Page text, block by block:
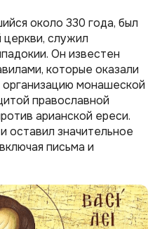
около 330 года, был
служил
Он известен
которые оказали
организацию монашеской
православной
арианской ереси.
оставил значительное
письма и